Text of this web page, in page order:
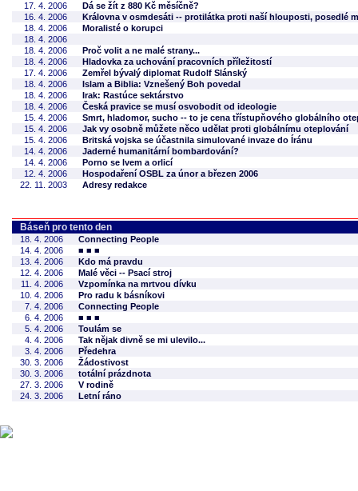
17. 4. 2006
Dá se žít z 880 Kč měsíčně?
16. 4. 2006
Královna v osmdesáti -- protilátka proti naší hlouposti, posedlé
18. 4. 2006
Moralisté o korupci
18. 4. 2006
18. 4. 2006
Proč volit a ne malé strany...
18. 4. 2006
Hladovka za uchování pracovních příležitostí
17. 4. 2006
Zemřel bývalý diplomat Rudolf Slánský
18. 4. 2006
Islam a Biblia: Vznešený Boh povedal
18. 4. 2006
Irak: Rastúce sektárstvo
18. 4. 2006
Česká pravice se musí osvobodit od ideologie
15. 4. 2006
Smrt, hladomor, sucho -- to je cena třístupňového globálního
15. 4. 2006
Jak vy osobně můžete něco udělat proti globálnímu oteplování
15. 4. 2006
Britská vojska se účastnila simulované invaze do Íránu
14. 4. 2006
Jaderné humanitární bombardování?
14. 4. 2006
Porno se lvem a orlicí
12. 4. 2006
Hospodaření OSBL za únor a březen 2006
22. 11. 2003
Adresy redakce
Báseň pro tento den
18. 4. 2006
Connecting People
14. 4. 2006
■ ■ ■
13. 4. 2006
Kdo má pravdu
12. 4. 2006
Malé věci -- Psací stroj
11. 4. 2006
Vzpomínka na mrtvou dívku
10. 4. 2006
Pro radu k básníkovi
7. 4. 2006
Connecting People
6. 4. 2006
■ ■ ■
5. 4. 2006
Toulám se
4. 4. 2006
Tak nějak divně se mi ulevilo...
3. 4. 2006
Předehra
30. 3. 2006
Žádostivost
30. 3. 2006
totální prázdnota
27. 3. 2006
V rodině
24. 3. 2006
Letní ráno